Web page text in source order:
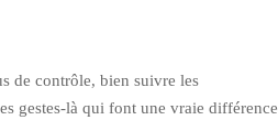
de contrôle, bien suivre les
gestes-là qui font une vraie différence